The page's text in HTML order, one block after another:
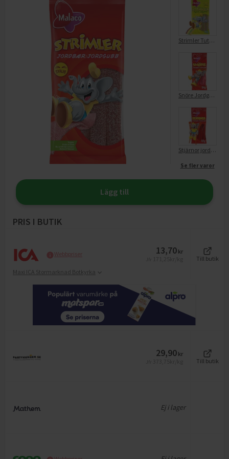
Strimler Tutti Frutti
Snöre Jordgubb
Stjärnor jordgubb 92g Malaco
Se fler varor
Lägg till
PRIS I BUTIK
Webbpriser 13,70 kr
Till butik
Maxi ICA Stormarknad Botkyrka
29,90 kr
Till butik
Ej i lager